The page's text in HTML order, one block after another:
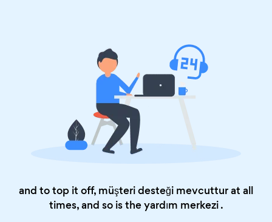
and to top it off, müşteri desteği mevcuttur at all
times, and so is theyardım merkezi.